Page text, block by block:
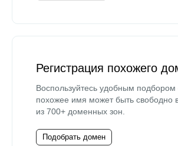
Регистрация похожего
Воспользуйтесь удобным
похожее имя может быть свободно
из 700+ доменных зон.
Подобрать домен